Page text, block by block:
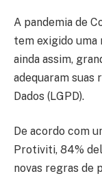
A pandemia de
tem exigido uma
ainda assim,
adequaram suas
Dados (LGPD).
De acordo com
Protiviti, 84%
novas regras de